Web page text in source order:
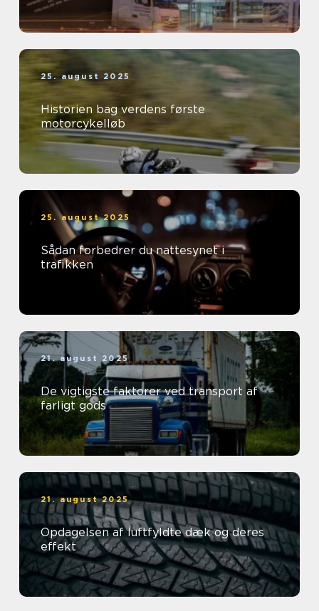
25. august 2025
Historien bag verdens første
motorcykelløb
25. august 2025
Sådan forbedrer du nattesynet i
trafikken
21. august 2025
De vigtigste faktorer ved transport af
farligt gods
21. august 2025
Opdagelsen af luftfyldte dæk og deres
effekt